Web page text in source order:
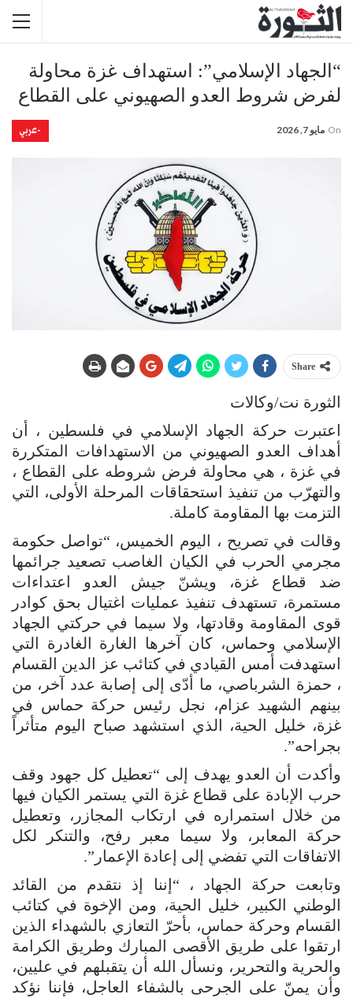
“الجهاد الإسلامي”: استهداف غزة محاولة
لفرض شروط العدو الصهيوني على القطاع
-عربي On مايو 7, 2026
Share
الثورة نت/وكالات
اعتبرت حركة الجهاد الإسلامي في فلسطين ، أن
أهداف العدو الصهيوني من الاستهدافات المتكررة
في غزة ، هي محاولة فرض شروطه على القطاع ،
والتهرّب من تنفيذ استحقاقات المرحلة الأولى، التي
التزمت بها المقاومة كاملة.
وقالت في تصريح ، اليوم الخميس، “تواصل حكومة
مجرمي الحرب في الكيان الغاصب تصعيد جرائمها
ضد قطاع غزة، ويشنّ جيش العدو اعتداءات
مستمرة، تستهدف تنفيذ عمليات اغتيال بحق كوادر
قوى المقاومة وقادتها، ولا سيما في حركتي الجهاد
الإسلامي وحماس، كان آخرها الغارة الغادرة التي
استهدفت أمس القيادي في كتائب عز الدين القسام
، حمزة الشرباصي، ما أدّى إلى إصابة عدد آخر، من
بينهم الشهيد عزام، نجل رئيس حركة حماس في
غزة، خليل الحية، الذي استشهد صباح اليوم متأثراً
بجراحه”.
وأكدت أن العدو يهدف إلى “تعطيل كل جهود وقف
حرب الإبادة على قطاع غزة التي يستمر الكيان فيها
من خلال استمراره في ارتكاب المجازر، وتعطيل
حركة المعابر، ولا سيما معبر رفح، والتنكر لكل
الاتفاقات التي تفضي إلى إعادة الإعمار”.
وتابعت حركة الجهاد ، “إننا إذ نتقدم من القائد
الوطني الكبير، خليل الحية، ومن الإخوة في كتائب
القسام وحركة حماس، بأحرّ التعازي بالشهداء الذين
ارتقوا على طريق الأقصى المبارك وطريق الكرامة
والحرية والتحرير، ونسأل الله أن يتقبلهم في عليين،
وأن يمنّ على الجرحى بالشفاء العاجل، فإننا نؤكد